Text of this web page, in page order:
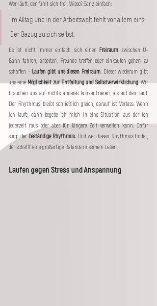
Wer läuft, der fühlt sich frei. Wieso? Ganz einfach:
Im Alltag und in der Arbeitswelt fehlt vor allem eins:
Der Bezug zu sich selbst.
Es ist nicht immer einfach, sich einen Freiraum zwischen U-
Bahn fahren, arbeiten, Freunde treffen oder einkaufen gehen zu
schaffen – Laufen gibt uns diesen Freiraum. Dieser wiederum gibt
uns eine Möglichkeit zur Entfaltung und Selbstverwirklichung. Wir
brauchen uns auf nichts anderes konzentrieren, als auf den Lauf.
Der Rhythmus bleibt schließlich gleich, darauf ist Verlass. Wenn
ich laufe, dann begebe ich mich in eine Situation, aus der ich
jederzeit raus oder aber für längere Zeit verweilen kann. Dafür
sorgt der beständige Rhythmus. Und wer diesen Rhythmus findet,
der schafft eine großartige Balance in seinem Leben.
Laufen gegen Stress und Anspannung